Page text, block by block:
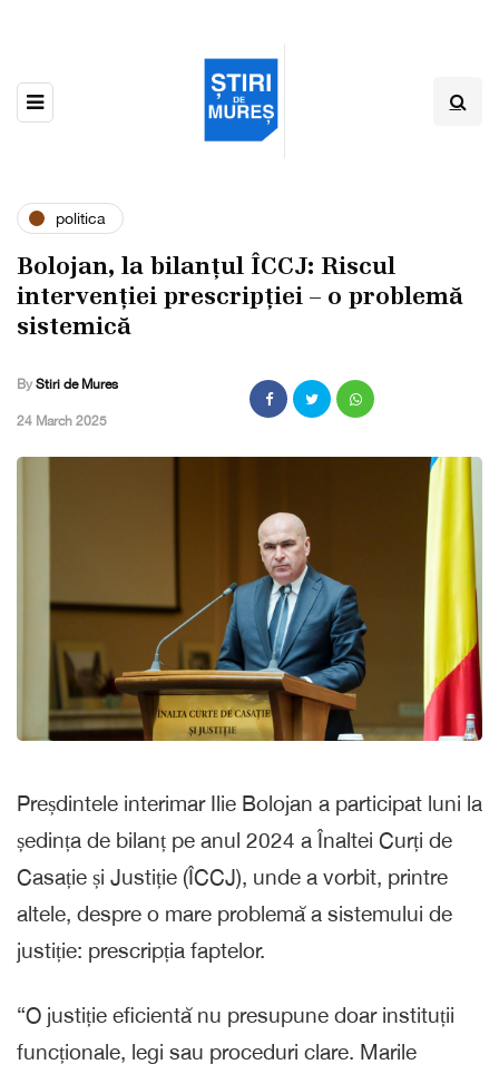
politica
Bolojan, la bilanțul ÎCCJ: Riscul
intervenției prescripției – o problemă
sistemică
By Stiri de Mures
,24 March 2025
Preșdintele interimar Ilie Bolojan a participat luni la
ședința de bilanț pe anul 2024 a Înaltei Curți de
Casație și Justiție (ÎCCJ), unde a vorbit, printre
altele, despre o mare problemă a sistemului de
justiție: prescripția faptelor.
“O justiție eficientă nu presupune doar instituții
funcționale, legi sau proceduri clare. Marile